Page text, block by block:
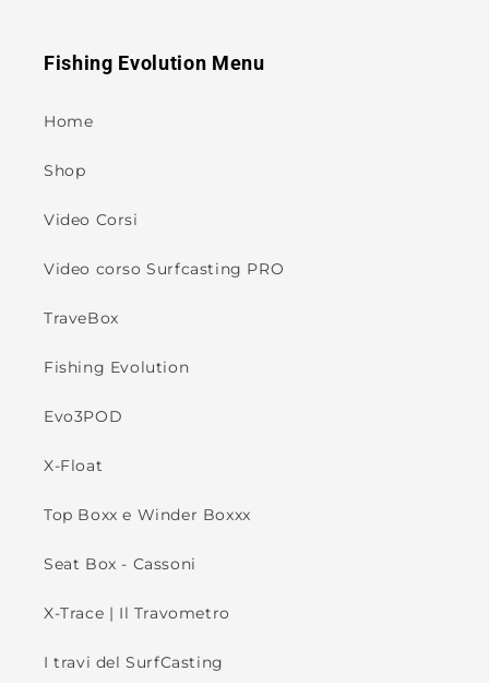
Fishing Evolution Menu
Home
Shop
Video Corsi
Video corso Surfcasting PRO
TraveBox
Fishing Evolution
Evo3POD
X-Float
Top Boxx e Winder Boxxx
Seat Box - Cassoni
X-Trace | Il Travometro
I travi del SurfCasting